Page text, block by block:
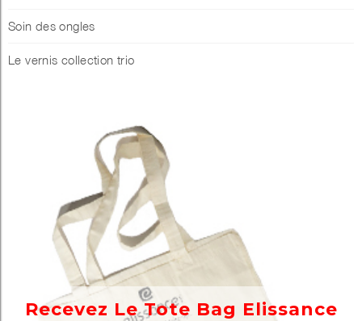
Soin des ongles
Le vernis collection trio
Recevez Le Tote Bag Elissance